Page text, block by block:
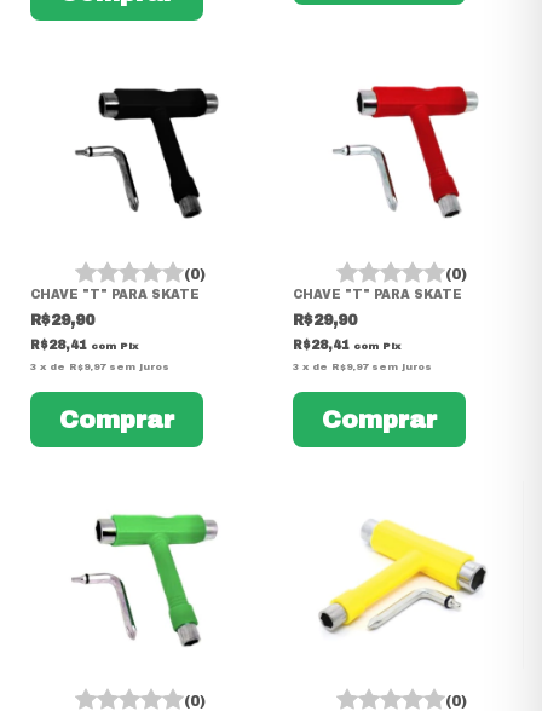
(0)
CHAVE "T" PARA SKATE
R$29,90
R$28,41 com Pix
3 x de R$9,97 sem juros
(0)
CHAVE "T" PARA SKATE
R$29,90
R$28,41 com Pix
3 x de R$9,97 sem juros
(0) (0)